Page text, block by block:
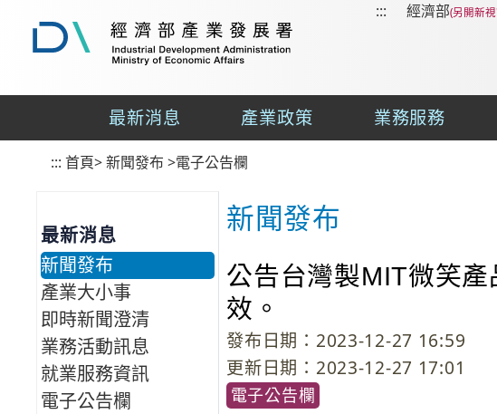
濟
業
發
::: 經濟部
最新消息 產業政策 業務服務
::: 首頁>新聞發布 >電子公告欄
最新消息
新聞發布
產業大小事
即時新聞澄清
業務活動訊息
就業服務資訊
電子公告欄
新聞發布
公告台灣製MIT微笑
效。
發布日期：2023-12-27 16:59
更新日期：2023-12-27 17:01
電子公告欄